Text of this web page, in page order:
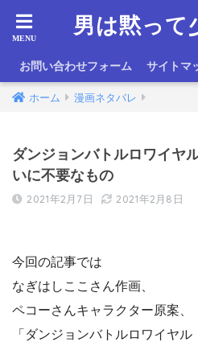
男は黙って
お問い合わせフォーム サイトマ
ホーム 漫画ネタバレ
ダンジョンバトルロワイヤ
いに不要なもの
2021年2月7日 2021年2月8日
今回の記事では
なぎはしここさん作画、
ペコーさんキャラクター原案、
「ダンジョンバトルロワイヤル